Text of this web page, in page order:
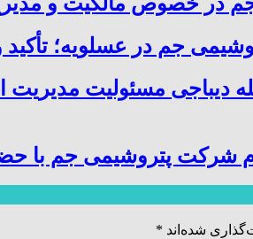
جم در عسلویه؛
دیباجی مسئولیت
شرکت پتروشیمی جم با
شده‌اند *